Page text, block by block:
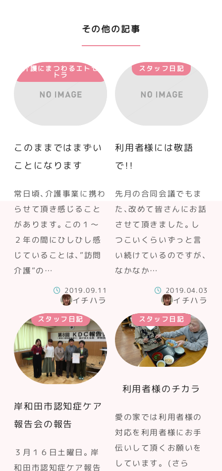
その他の記事
介護にまつわるエトセ
トラ
このままではまずい
ことになります
常日頃、介護事業に携わ
らせて頂き感じること
があります。この１～
２年の間にひしひし感
じていることは、”訪問
介護”の…
2019.09.11
イチハラ
スタッフ日記
利用者様には敬語
で！！
先月の合同会議でもま
た、改めて皆さんにお話
させて頂きました。し
つこいくらいずっと言
い続けているのですが、
なかなか…
2019.04.03
イチハラ
スタッフ日記
岸和田市認知症ケア
報告会の報告
３月１６日土曜日。岸
和田市認知症ケア報告
スタッフ日記
利用者様のチカラ
愛の家では利用者様の
対応を利用者様にお手
伝いして頂くお願いを
しています。 (さら